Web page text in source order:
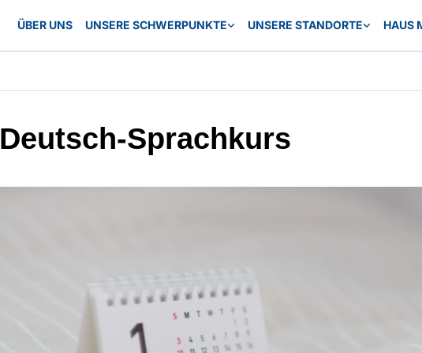
ÜBER UNS UNSERE SCHWERPUNKTE UNSERE STANDORTE HAUS
Deutsch-Sprachkurs